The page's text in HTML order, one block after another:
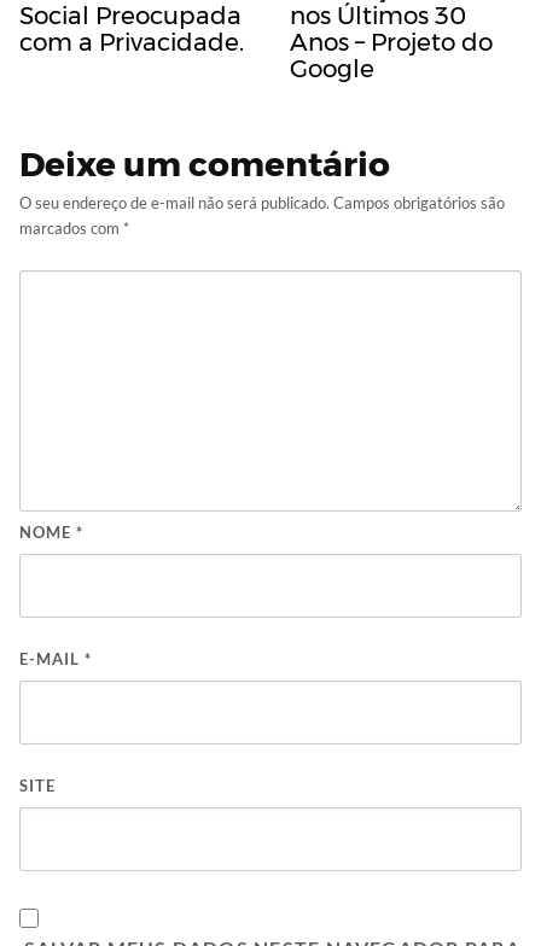
Social Preocupada
com a Privacidade.
nos Últimos 30
Anos – Projeto do
Google
Deixe um comentário
O seu endereço de e-mail não será publicado. Campos obrigatórios são
marcados com *
NOME *
E-MAIL *
SITE